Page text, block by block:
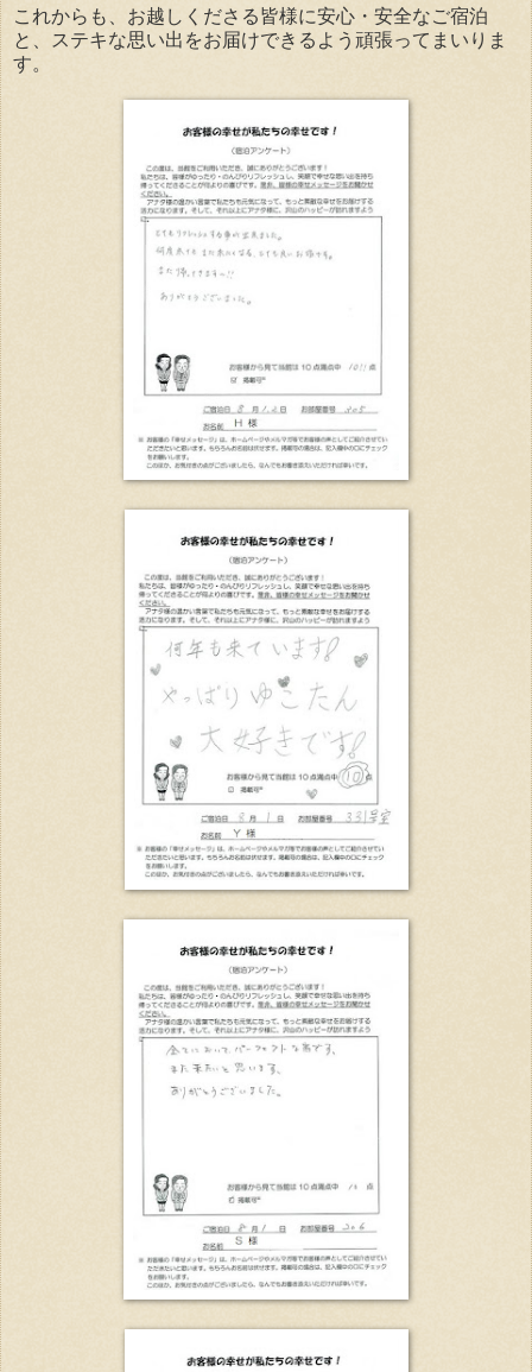
これからも、お越しくださる皆様に安心・安全なご宿泊
と、ステキな思い出をお届けできるよう頑張ってまいりま
す。